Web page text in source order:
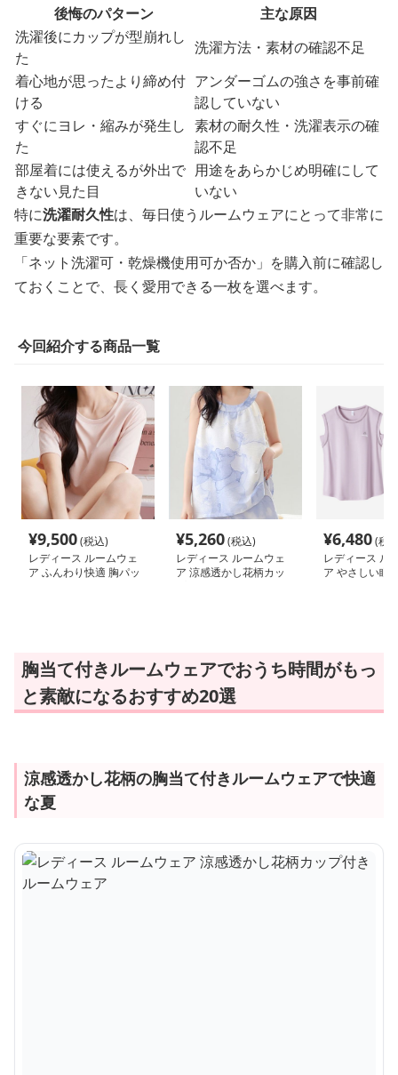
後悔のパターン
主な原因
洗濯後にカップが型崩れし
た
洗濯方法・素材の確認不足
着心地が思ったより締め付
ける
アンダーゴムの強さを事前確
認していない
すぐにヨレ・縮みが発生し
た
素材の耐久性・洗濯表示の確
認不足
部屋着には使えるが外出で
きない見た目
用途をあらかじめ明確にして
いない
特に洗濯耐久性は、毎日使うルームウェアにとって非常に
重要な要素です。
「ネット洗濯可・乾燥機使用可か否か」を購入前に確認し
ておくことで、長く愛用できる一枚を選べます。
今回紹介する商品一覧
¥9,500(税込)
レディース ルームウェ
ア ふんわり快適 胸パッ
¥5,260(税込)
レディース ルームウェ
ア 涼感透かし花柄カッ
¥6,480(税
レディース ル
ア やさしい眠
胸当て付きルームウェアでおうち時間がもっ
と素敵になるおすすめ20選
涼感透かし花柄の胸当て付きルームウェアで快適
な夏